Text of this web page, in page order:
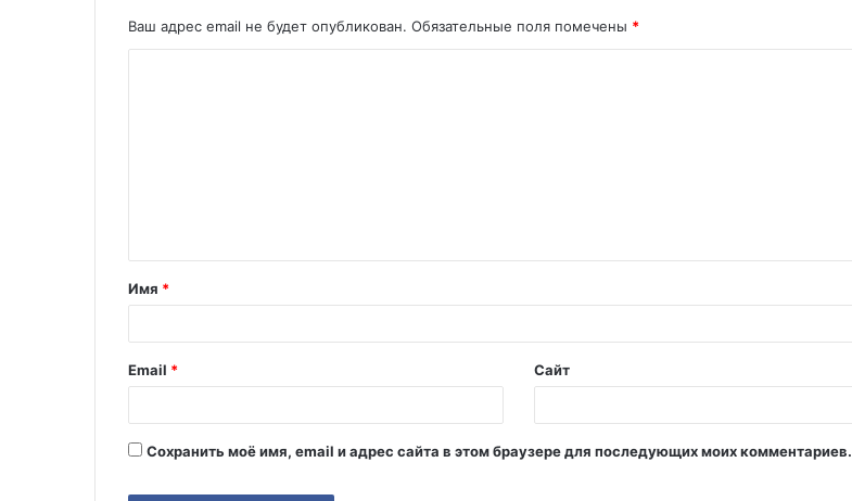
Ваш адрес email не будет опубликован. Обязательные поля помечены *
т
а
й
*
Имя *
Email * Сайт
Сохранить моё имя, email и адрес сайта в этом браузере для последующих моих комментариев.